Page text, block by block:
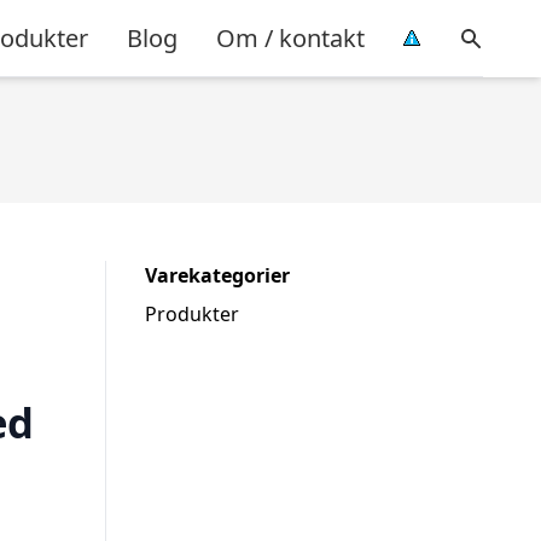
Blog Om / kontakt
Varekategorier
Produkter